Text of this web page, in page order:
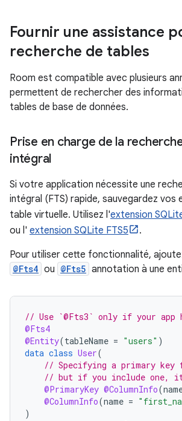
Fournir une assistance
recherche de tables
Room est compatible avec plusieurs
permettent de rechercher des
tables de base de données.
Prise en charge de la
intégral
Si votre application nécessite une
intégral (FTS) rapide, sauvegardez vos
table virtuelle. Utilisez l'extension
ou l' extension SQLite FTS5
.
Pour utiliser cette fonctionnalité,
@Fts4 ou @Fts5 annotation à une
// Use `@Fts3` only if your app
@Fts4
@Entity(tableName = "users" )
data class User(
// Specifying a primary key
// but if you include one, it
@PrimaryKey @ColumnInfo(
@ColumnInfo(name =
)